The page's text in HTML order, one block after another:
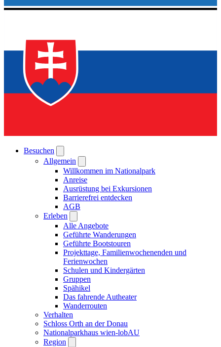
Besuchen
Allgemein
Willkommen im Nationalpark
Anreise
Ausrüstung bei Exkursionen
Barrierefrei entdecken
AGB
Erleben
Alle Angebote
Geführte Wanderungen
Geführte Bootstouren
Projekttage, Familienwochenenden und
Ferienwochen
Schulen und Kindergärten
Gruppen
Spähikel
Das fahrende Autheater
Wanderrouten
Verhalten
Schloss Orth an der Donau
Nationalparkhaus wien-lobAU
Region